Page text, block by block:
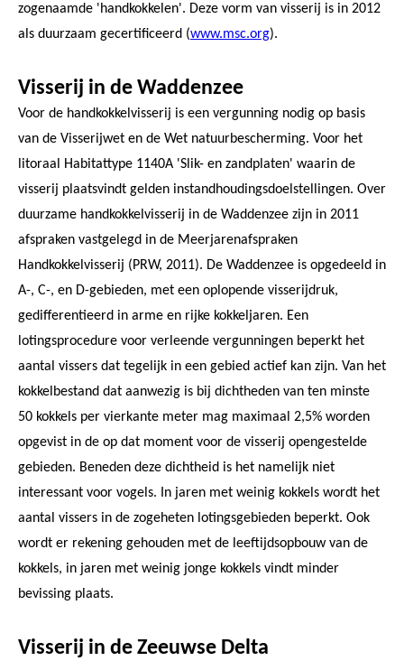
zogenaamde 'handkokkelen'. Deze vorm van visserij is in 2012
als duurzaam gecertificeerd (www.msc.org).
Visserij in de Waddenzee
Voor de handkokkelvisserij is een vergunning nodig op basis
van de Visserijwet en de Wet natuurbescherming. Voor het
litoraal Habitattype 1140A 'Slik- en zandplaten' waarin de
visserij plaatsvindt gelden instandhoudingsdoelstellingen. Over
duurzame handkokkelvisserij in de Waddenzee zijn in 2011
afspraken vastgelegd in de Meerjarenafspraken
Handkokkelvisserij (PRW, 2011). De Waddenzee is opgedeeld in
A-, C-, en D-gebieden, met een oplopende visserijdruk,
gedifferentieerd in arme en rijke kokkeljaren. Een
lotingsprocedure voor verleende vergunningen beperkt het
aantal vissers dat tegelijk in een gebied actief kan zijn. Van het
kokkelbestand dat aanwezig is bij dichtheden van ten minste
50 kokkels per vierkante meter mag maximaal 2,5% worden
opgevist in de op dat moment voor de visserij opengestelde
gebieden. Beneden deze dichtheid is het namelijk niet
interessant voor vogels. In jaren met weinig kokkels wordt het
aantal vissers in de zogeheten lotingsgebieden beperkt. Ook
wordt er rekening gehouden met de leeftijdsopbouw van de
kokkels, in jaren met weinig jonge kokkels vindt minder
bevissing plaats.
Visserij in de Zeeuwse Delta